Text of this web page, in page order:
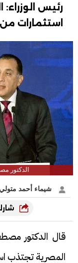
رئيس
استثمارات
الدكتور
شيماء أحمد متولي
قال الدكتور
المصرية تجتذب